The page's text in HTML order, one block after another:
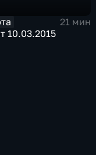
21 мин
10.03.2015